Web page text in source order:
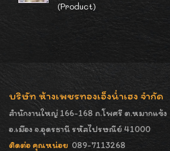
(Product)
บริษัท ห้างเพชรทองเอ็งน่ำเฮง จำกัด
สำนักงานใหญ่ 166-168 ถ.โพศรี ต.หมากแข้ง
อ.เมือง จ.อุดรธานี รหัสไปรษณีย์ 41000
ติดต่อ คุณหน่อย 089-7113268